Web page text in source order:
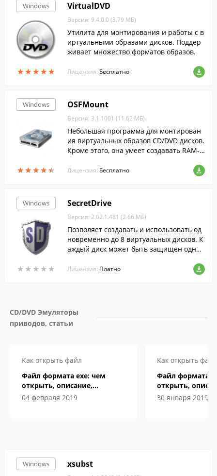
Windows
★★★★★
★★★★★
VirtualDVD
Версия: 9.4.0.0 (3.79 МБ)
Утилита для монтирования и работы с в
иртуальными образами дисков. Поддер
живает множество форматов образов.
Лицензия: Бесплатно
Windows
★★★★★
★★★★★
OSFMount
Версия: 3.1.1001 (11.62 МБ)
Небольшая программа для монтирован
ия виртуальных образов CD/DVD дисков.
Кроме этого, она умеет создавать RAM-д
льзуемым файлам.
Лицензия: Бесплатно
Windows
★ ★ ★ ★ ★
★ ★ ★ ★ ★
SecretDrive
Версия: 2.02.1.481 (2.66 МБ)
Позволяет создавать и использовать од
новременно до 8 виртуальных дисков. К
аждый диск может быть защищен одни
вания (по выбору).
Лицензия: Платно
CD/DVD Эмуляторы
приводов, статьи
Как открыть файл
Файл формата exe: чем
открыть, описание,
особенности
04 февраля 2019
Как открыть файл
Файл формата
открыть,
особенности
30 января 2019
Windows xsubst